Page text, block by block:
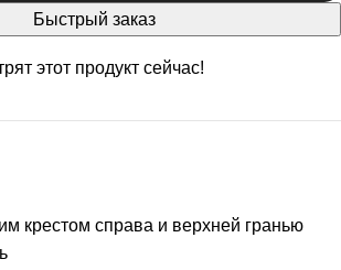
Быстрый заказ
этот продукт сейчас!
крестом справа и верхней гранью